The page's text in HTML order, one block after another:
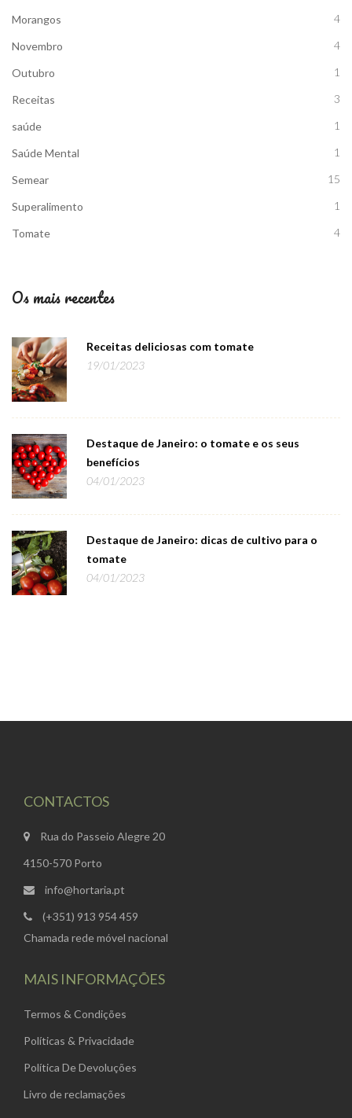
Morangos 4
Novembro 4
Outubro 1
Receitas 3
saúde 1
Saúde Mental 1
Semear 15
Superalimento 1
Tomate 4
Os mais recentes
Receitas deliciosas com tomate
19/01/2023
Destaque de Janeiro: o tomate e os seus
benefícios
04/01/2023
Destaque de Janeiro: dicas de cultivo para o
tomate
04/01/2023
CONTACTOS
Rua do Passeio Alegre 20
4150-570 Porto
info@hortaria.pt
(+351) 913 954 459
Chamada rede móvel nacional
MAIS INFORMAÇÕES
Termos & Condições
Políticas & Privacidade
Política De Devoluções
Livro de reclamações